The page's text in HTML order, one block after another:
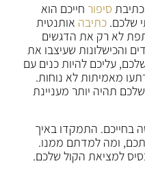
סיפור חייכם הוא
שלכם.כתיבה אותנטית
לא רק את הדגשים
והכישלונות שעיצבו את
עליכם להיות כנים עם
מאמיתות לא נוחות.
תהיה יותר מעניינת
בחייכם. התמקדו באיך
ומה למדתם ממנו.
למציאת הקול שלכם.